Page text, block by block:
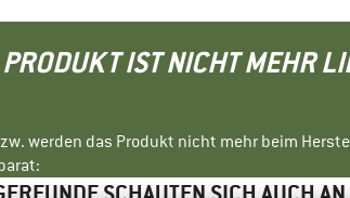
IST NICHT MEHR
werden das Produkt nicht mehr beim